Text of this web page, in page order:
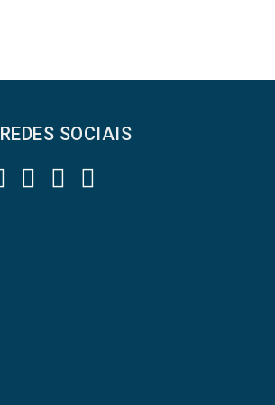
REDES SOCIAIS